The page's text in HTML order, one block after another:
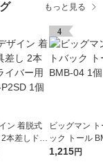
もっと見る
ン 着脱式
本差しドラ
P2S
4
ビッグマン
ック トール
個
1,215円